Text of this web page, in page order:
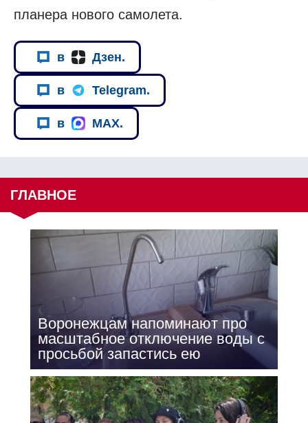
планера нового самолета.
в Дзен.
в Telegram.
в MAX.
ГЛАВНОЕ
Воронежцам напоминают про
масштабное отключение воды с
просьбой запастись ею